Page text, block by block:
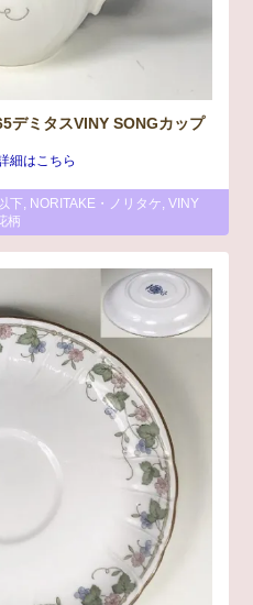
デミタスVINY SONGカップ
細はこちら
下 , NORITAKE・ノリタケ,VINY
柄